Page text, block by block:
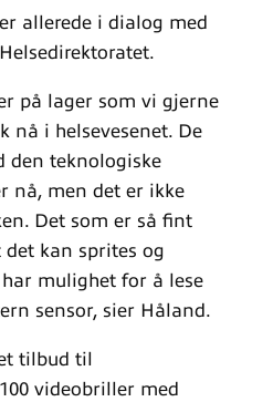
allerede i dialog med
på lager som vi gjerne
nå i helsevesenet. De
den teknologiske
nå, men det er ikke
Det som er så fint
kan sprites og
mulighet for å lese
sensor, sier Håland.
tilbud til
videobriller med